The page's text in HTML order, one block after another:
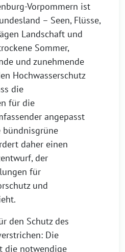
Vorpommern ist
– Seen, Flüsse,
Landschaft und
Sommer,
und zunehmende
Hochwasserschutz
die
für die
angepasst
bündnisgrüne
daher einen
der
für
und
den Schutz des
Die
die notwendige